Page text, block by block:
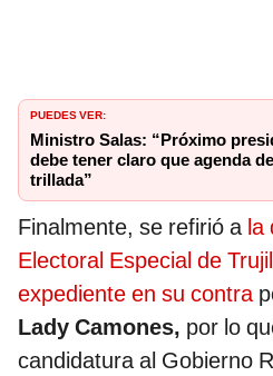
PUEDES VER:
Ministro Salas: “Próximo
debe tener claro que agenda
trillada”
Finalmente, se refirió a la
Electoral Especial de
expediente en su contra
Lady Camones, por lo
candidatura al Gobierno